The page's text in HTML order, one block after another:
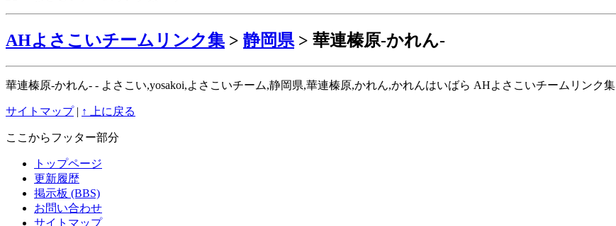
AHよさこいチームリンク集 > 静岡県> 華連榛原-かれん-
華連榛原-かれん- - よさこい,yosakoi,よさこいチーム,静岡県,華連榛原,かれん,かれんはいばら AHよさこいチームリンク集
サイトマップ| ↑ 上に戻る
ここからフッター部分
トップページ
更新履歴
掲示板 (BBS)
お問い合わせ
サイトマップ